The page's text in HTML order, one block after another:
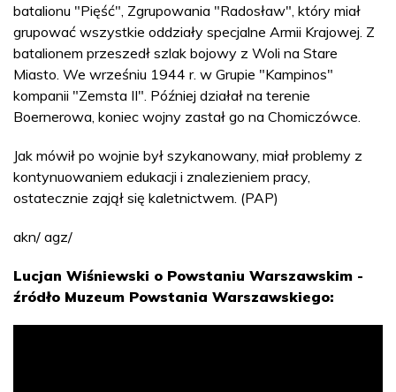
batalionu "Pięść", Zgrupowania "Radosław", który miał
grupować wszystkie oddziały specjalne Armii Krajowej. Z
batalionem przeszedł szlak bojowy z Woli na Stare
Miasto. We wrześniu 1944 r. w Grupie "Kampinos"
kompanii "Zemsta II". Później działał na terenie
Boernerowa, koniec wojny zastał go na Chomiczówce.
Jak mówił po wojnie był szykanowany, miał problemy z
kontynuowaniem edukacji i znalezieniem pracy,
ostatecznie zajął się kaletnictwem. (PAP)
akn/ agz/
Lucjan Wiśniewski o Powstaniu Warszawskim -
źródło Muzeum Powstania Warszawskiego: